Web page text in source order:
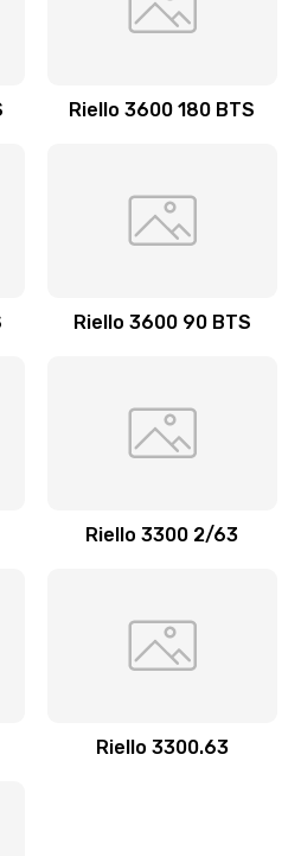
Riello 3600 180 BTS
Riello 3600 90 BTS
Riello 3300 2/63
Riello 3300.63